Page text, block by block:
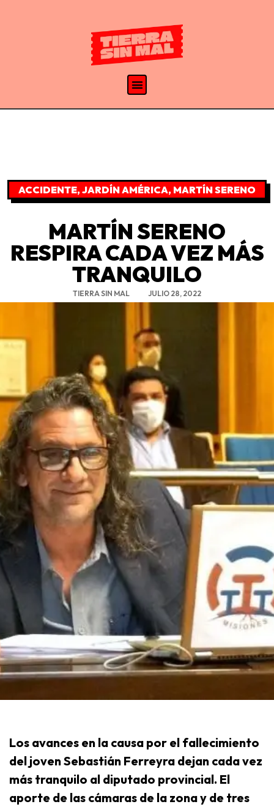
ACCIDENTE,JARDÍN AMÉRICA, MARTÍN SERENO
MARTÍN SERENO
RESPIRA CADA VEZ MÁS
TRANQUILO
TIERRA SIN MAL JULIO 28, 2022
Los avances en la causa por el fallecimiento
del joven Sebastián Ferreyra dejan cada vez
más tranquilo al diputado provincial. El
aporte de las cámaras de la zona y de tres